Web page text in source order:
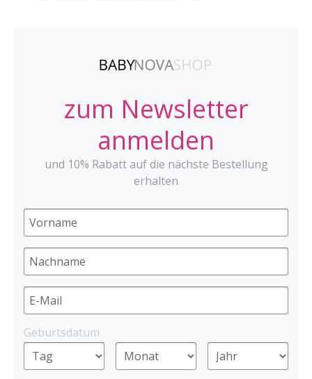
zum Newsletter
anmelden
und 10% Rabatt auf die nächste Bestellung
erhalten
Geburtsdatum